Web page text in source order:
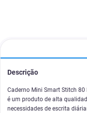
Descrição
Caderno Mini Smart Stitch
é um produto de alta
necessidades de escrita